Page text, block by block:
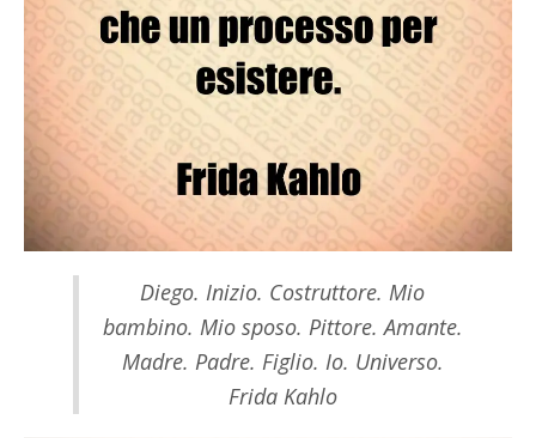
Diego. Inizio. Costruttore. Mio
bambino. Mio sposo. Pittore. Amante.
Madre. Padre. Figlio. Io. Universo.
Frida Kahlo